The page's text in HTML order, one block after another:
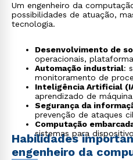
Um engenheiro da
possibilidades de atuação,
tecnologia.
Desenvolvimento de
operacionais,
Automação industrial:
monitoramento de
Inteligência Artificial
aprendizado de
Segurança da
prevenção de ataques
Computação
sistemas para
Habilidades
engenheiro da